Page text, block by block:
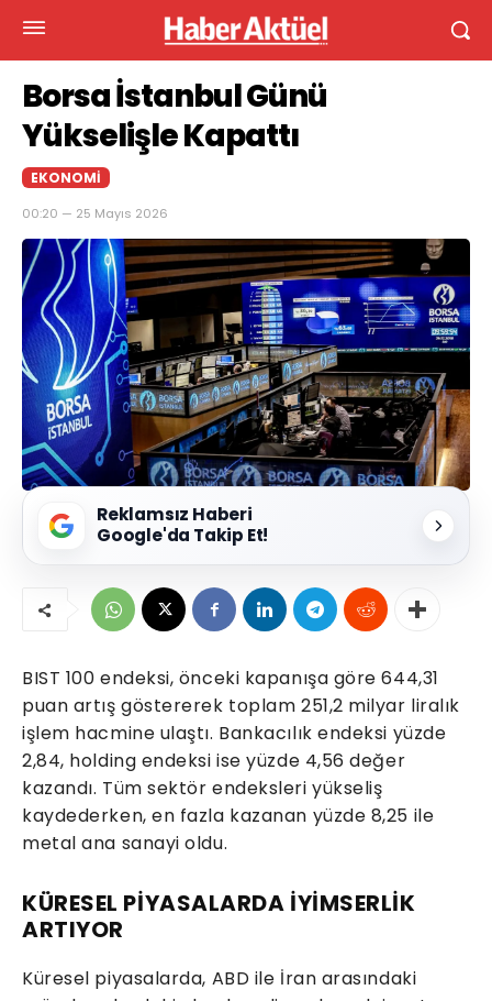
Borsa İstanbul Günü
Yükselişle Kapattı
EKONOMI
00:20 — 25 Mayıs 2026
Reklamsız Haberi
Google'da Takip Et!
BIST 100 endeksi, önceki kapanışa göre 644,31
puan artış göstererek toplam 251,2 milyar liralık
işlem hacmine ulaştı. Bankacılık endeksi yüzde
2,84, holding endeksi ise yüzde 4,56 değer
kazandı. Tüm sektör endeksleri yükseliş
kaydederken, en fazla kazanan yüzde 8,25 ile
metal ana sanayi oldu.
KÜRESEL PİYASALARDA İYİMSERLİK
ARTIYOR
Küresel piyasalarda, ABD ile İran arasındaki